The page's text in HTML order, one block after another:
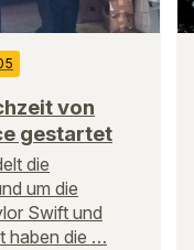
von
gestartet
die
um die
Swift und
haben die …